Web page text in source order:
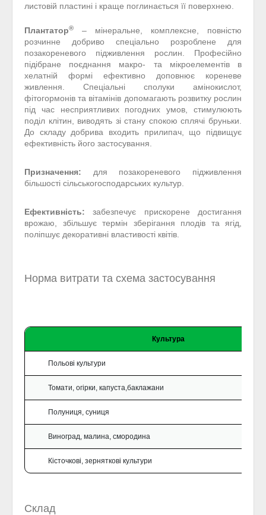
листовій пластині і краще поглинається її поверхнею.
Плантатор®
– мінеральне, комплексне, повністю
розчинне добриво спеціально розроблене для
позакореневого підживлення рослин. Професійно
підібране поєднання макро- та мікроелементів в
хелатній формі ефективно доповнює кореневе
живлення. Спеціальні сполуки амінокислот,
фітогормонів та вітамінів допомагають розвитку рослин
під час несприятливих погодних умов, стимулюють
поділ клітин, виводять зі стану спокою сплячі бруньки.
До складу добрива входить прилипач, що підвищує
ефективність його застосування.
Призначення: для позакореневого підживлення
більшості сільськогосподарських культур.
Ефективність:забезпечує прискорене достигання
врожаю, збільшує термін зберігання плодів та ягід,
поліпшує декоративні властивості квітів.
Норма витрати та схема застосування
Культура
Польові культури
Томати, огірки, капуста,баклажани
Полуниця, суниця
Виноград, малина, смородина
Кісточкові, зерняткові культури
Склад